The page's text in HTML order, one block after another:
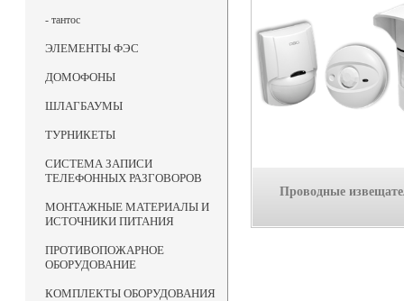
- тантос
ЭЛЕМЕНТЫ ФЭС
ДОМОФОНЫ
ШЛАГБАУМЫ
ТУРНИКЕТЫ
СИСТЕМА ЗАПИСИ
ТЕЛЕФОННЫХ РАЗГОВОРОВ
МОНТАЖНЫЕ МАТЕРИАЛЫ И
ИСТОЧНИКИ ПИТАНИЯ
ПРОТИВОПОЖАРНОЕ
ОБОРУДОВАНИЕ
КОМПЛЕКТЫ ОБОРУДОВАНИЯ
Проводные